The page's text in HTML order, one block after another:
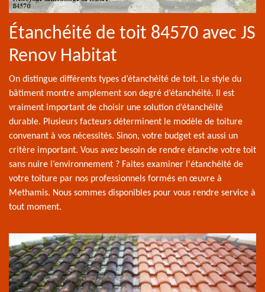
Étanchéité de toit 84570 avec JS
Renov Habitat
On distingue différents types d’étanchéité de toit. Le style du
bâtiment montre amplement son degré d’étanchéité. Il est
vraiment important de choisir une solution d’étanchéité
durable. Plusieurs facteurs déterminent le modèle de toiture
convenant à vos nécessités. Sinon, votre budget est aussi un
critère important. Vous avez besoin de rendre étanche votre toit
sans nuire l’environnement ? Faites examiner l'étanchéité de
votre toiture par nos professionnels formés en œuvre à
Methamis. Nous sommes disponibles pour vous rendre service à
tout moment.